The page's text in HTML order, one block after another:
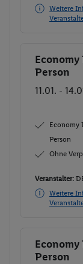
Weitere
Buchen
Person
11.01. -
Economy
Person
Ohne
Veranstalter:
Weitere
Buchen
Person